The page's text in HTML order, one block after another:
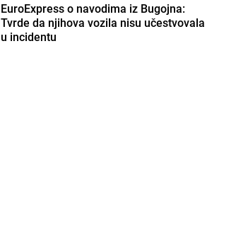
EuroExpress o navodima iz Bugojna:
Tvrde da njihova vozila nisu učestvovala
u incidentu